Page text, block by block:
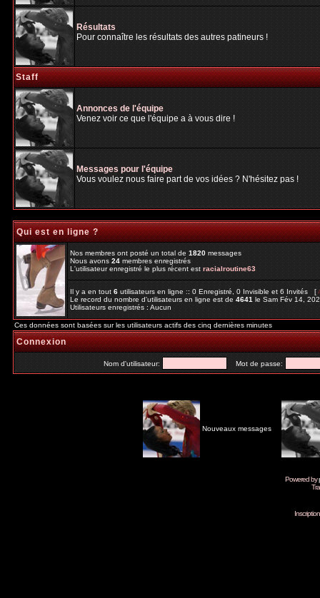
Résultats
Pour connaître les résultats des autres patineurs !
Staff
Annonces de l'équipe
Venez voir ce que l'équipe a à vous dire !
Messages pour l'équipe
Vous voulez nous faire part de vos idées ? N'hésitez pas !
Qui est en ligne ?
Nos membres ont posté un total de1820messages
Nous avons24membres enregistrés
L'utilisateur enregistré le plus récent estracialroutine63
Il y a en tout6utilisateurs en ligne :: 0 Enregistré, 0 Invisible et 6 Invités [
Le record du nombre d'utilisateurs en ligne est de4641le Sam Fév 14,
Utilisateurs enregistrés : Aucun
Ces données sont basées sur les utilisateurs actifs des cinq dernières minutes
Connexion
Nom d'utilisateur: Mot de passe:
Nouveaux messages
Powered by